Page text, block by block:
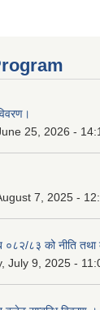
25, 2026 -
7, 2025 -
०८२/८३ को नीति तथा
July 9, 2025 -